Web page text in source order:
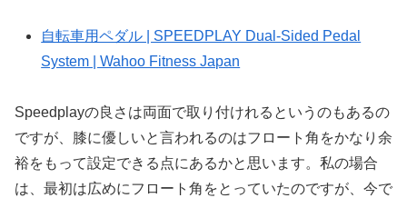
自転車用ペダル | SPEEDPLAY Dual-Sided Pedal
System | Wahoo Fitness Japan
Speedplayの良さは両面で取り付けれるというのもあるの
ですが、膝に優しいと言われるのはフロート角をかなり余
裕をもって設定できる点にあるかと思います。私の場合
は、最初は広めにフロート角をとっていたのですが、今で